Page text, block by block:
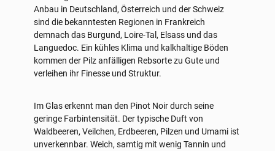
Anbau in Deutschland, Österreich und der Schweiz
sind die bekanntesten Regionen in Frankreich
demnach das Burgund, Loire-Tal, Elsass und das
Languedoc. Ein kühles Klima und kalkhaltige Böden
kommen der Pilz anfälligen Rebsorte zu Gute und
verleihen ihr Finesse und Struktur.
Im Glas erkennt man den Pinot Noir durch seine
geringe Farbintensität. Der typische Duft von
Waldbeeren, Veilchen, Erdbeeren, Pilzen und Umami ist
unverkennbar. Weich, samtig mit wenig Tannin und